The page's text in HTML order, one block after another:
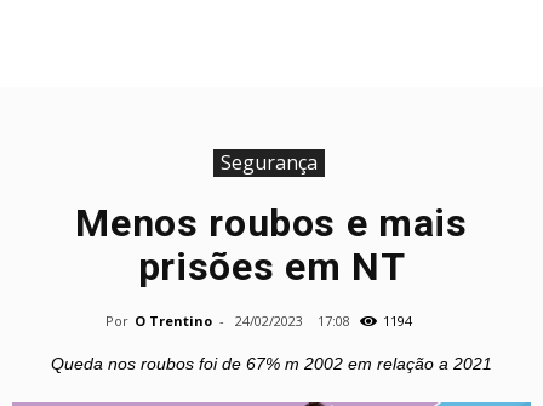
Segurança
Menos roubos e mais
prisões em NT
Por O Trentino - 24/02/2023 17:08 1194
Queda nos roubos foi de 67% m 2002 em relação a 2021